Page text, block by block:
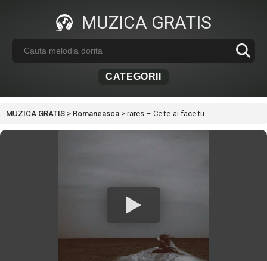
MUZICA GRATIS
CATEGORII
MUZICA GRATIS > Romaneasca > rares – Ce te-ai face tu